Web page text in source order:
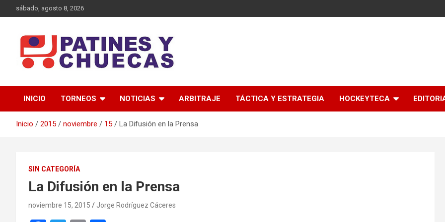
al
sábado, agosto 8, 2026
Patines y Chuecas
INICIO TORNEOS NOTICIAS ARBITRAJE TÁCTICA Y ESTRATEGIA HOCKEYTECA
Inicio 2015 noviembre 15 La Difusión en la Prensa
SIN CATEGORÍA
La Difusión en la Prensa
noviembre 15, 2015 Jorge Rodríguez Cáceres